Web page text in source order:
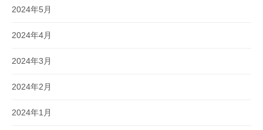
2024年5月
2024年4月
2024年3月
2024年2月
2024年1月